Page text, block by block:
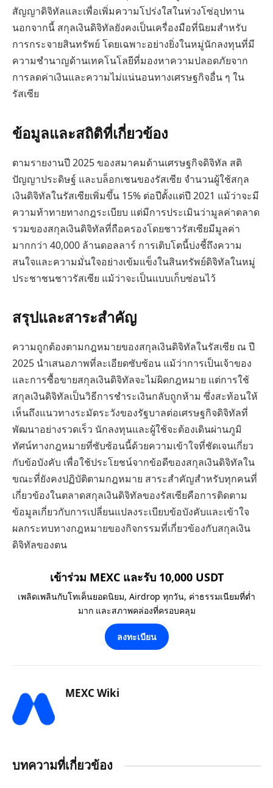
สัญญาดิจิทัลและเพื่อเพิ่มความโปร่งใสในห่วงโซ่อุปทาน
นอกจากนี้ สกุลเงินดิจิทัลยังคงเป็นเครื่องมือที่นิยมสำหรับ
การกระจายสินทรัพย์ โดยเฉพาะอย่างยิ่งในหมู่นักลงทุนที่มี
ความชำนาญด้านเทคโนโลยีที่มองหาความปลอดภัยจาก
การลดค่าเงินและความไม่แน่นอนทางเศรษฐกิจอื่น ๆ ใน
รัสเซีย
ข้อมูลและสถิติที่เกี่ยวข้อง
ตามรายงานปี 2025 ของสมาคมด้านเศรษฐกิจดิจิทัล สติ
ปัญญาประดิษฐ์ และบล็อกเชนของรัสเซีย จำนวนผู้ใช้สกุล
เงินดิจิทัลในรัสเซียเพิ่มขึ้น 15% ต่อปีตั้งแต่ปี 2021 แม้ว่าจะมี
ความท้าทายทางกฎระเบียบ แต่มีการประเมินว่ามูลค่าตลาด
รวมของสกุลเงินดิจิทัลที่ถือครองโดยชาวรัสเซียมีมูลค่า
มากกว่า 40,000 ล้านดอลลาร์ การเติบโตนี้บ่งชี้ถึงความ
สนใจและความมั่นใจอย่างเข้มแข็งในสินทรัพย์ดิจิทัลในหมู่
ประชาชนชาวรัสเซีย แม้ว่าจะเป็นแบบเก็บซ่อนไว้
สรุปและสาระสำคัญ
ความถูกต้องตามกฎหมายของสกุลเงินดิจิทัลในรัสเซีย ณ ปี
2025 นำเสนอภาพที่ละเอียดซับซ้อน แม้ว่าการเป็นเจ้าของ
และการซื้อขายสกุลเงินดิจิทัลจะไม่ผิดกฎหมาย แต่การใช้
สกุลเงินดิจิทัลเป็นวิธีการชำระเงินกลับถูกห้าม ซึ่งสะท้อนให้
เห็นถึงแนวทางระมัดระวังของรัฐบาลต่อเศรษฐกิจดิจิทัลที่
พัฒนาอย่างรวดเร็ว นักลงทุนและผู้ใช้จะต้องเดินผ่านภูมิ
ทัศน์ทางกฎหมายที่ซับซ้อนนี้ด้วยความเข้าใจที่ชัดเจนเกี่ยว
กับข้อบังคับ เพื่อใช้ประโยชน์จากข้อดีของสกุลเงินดิจิทัลใน
ขณะที่ยังคงปฏิบัติตามกฎหมาย สาระสำคัญสำหรับทุกคนที่
เกี่ยวข้องในตลาดสกุลเงินดิจิทัลของรัสเซียคือการติดตาม
ข้อมูลเกี่ยวกับการเปลี่ยนแปลงระเบียบข้อบังคับและเข้าใจ
ผลกระทบทางกฎหมายของกิจกรรมที่เกี่ยวข้องกับสกุลเงิน
ดิจิทัลของตน
เข้าร่วม MEXC และรับ 10,000 USDT
เพลิดเพลินกับโทเค็นยอดนิยม, Airdrop ทุกวัน, ค่าธรรมเนียมที่ต่ำ
มาก และสภาพคล่องที่ครอบคลุม
ลงทะเบียน
MEXC Wiki
บทความที่เกี่ยวข้อง